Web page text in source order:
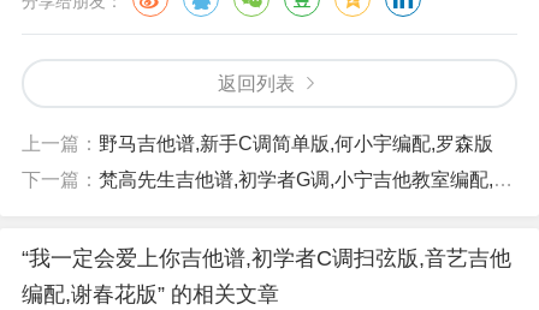
返回列表
上一篇： 野马吉他谱,新手C调简单版,何小宇编配,罗森版
下一篇： 梵高先生吉他谱,初学者G调,小宁吉他教室编配,孟大宝版
“我一定会爱上你吉他谱,初学者C调扫弦版,音艺吉他
编配,谢春花版” 的相关文章